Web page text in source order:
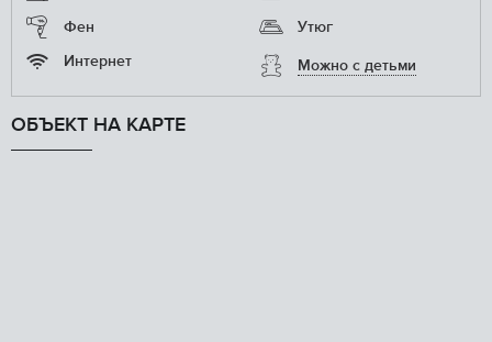
Фен
Утюг
Интернет
Можно с детьми
ОБЪЕКТ НА КАРТЕ